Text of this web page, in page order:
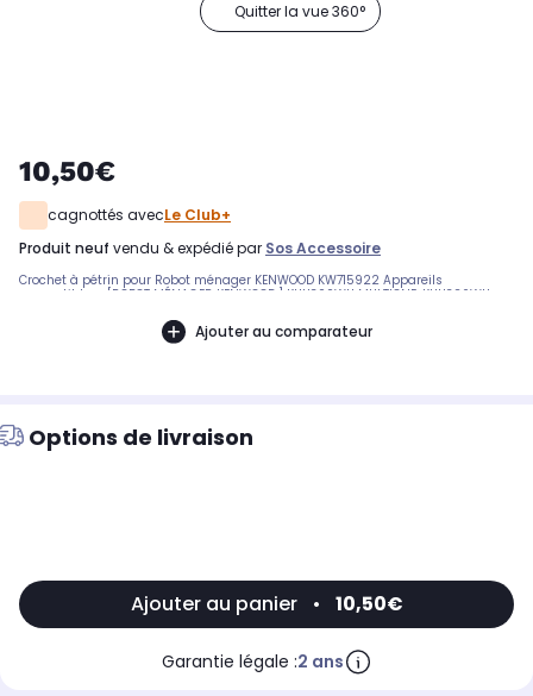
Quitter la vue 360°
10,50€
cagnottés avecLe Club+
produit neuf vendu & expédié par Sos Accessoire
Crochet à pétrin pour Robot ménager KENWOOD KW715922 Appareils
compatibles : [ROBOT MÉNAGER KENWOOD:] KHH300WH MULTIONE, KHH326WH
MULTIONE, KHH321WH MULTIONE, KHH322WH MULTIONE, KHH326WH, KHH323WH,
KHH324RD, KHH326SI, KHH301WH, KHH321SI, KHH322WH, KHH302WH, KHH321WH,
Ajouter au comparateur
Options de livraison
Ajouter au panier • 10,50€
Garantie légale :2 ans